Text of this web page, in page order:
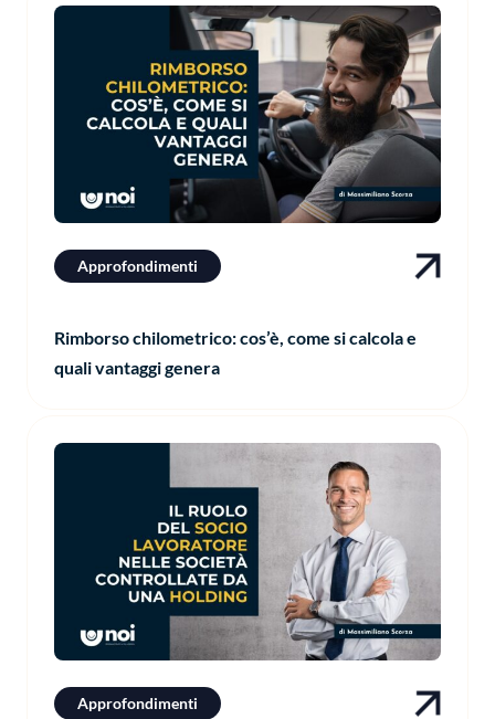
Approfondimenti
Rimborso chilometrico: cos’è, come si calcola e
quali vantaggi genera
Approfondimenti